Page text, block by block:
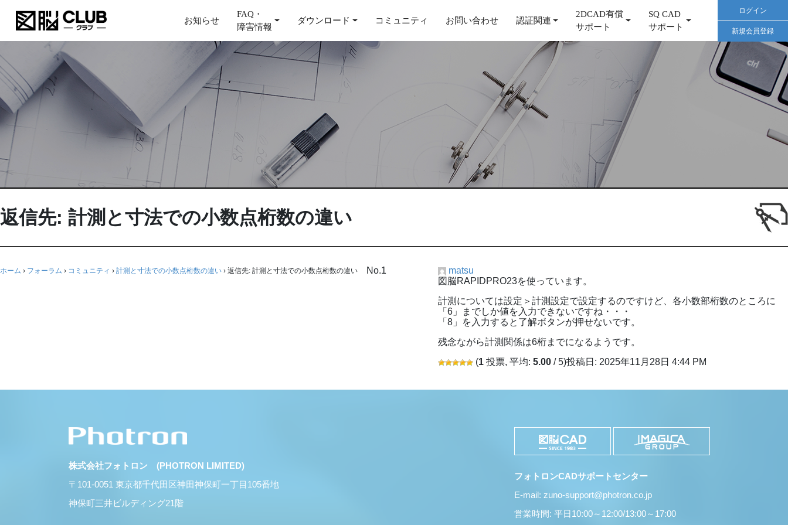
お知らせ
FAQ・
障害情報
ダウンロード コミュニティ お問い合わせ 認証関連
2DCAD有償
サポート
SQ CAD
サポート
ログイン
新規会員登録
返信先: 計測と寸法での小数点桁数の違い
ホーム › フォーラム › コミュニティ › 計測と寸法での小数点桁数の違い › 返信先: 計測と寸法での小数点桁数の違い No.1
matsu
図脳RAPIDPRO23を使っています。
計測については設定＞計測設定で設定するのですけど、各小数部桁数のところに
「6」までしか値を入力できないですね・・・
「8」を入力すると了解ボタンが押せないです。
残念ながら計測関係は6桁までになるようです。
(1 投票, 平均:5.00 / 5)投稿日: 2025年11月28日 4:44 PM
株式会社フォトロン (PHOTRON LIMITED)
〒101-0051 東京都千代田区神田神保町一丁目105番地
神保町三井ビルディング21階
フォトロンCADサポートセンター
E-mail: zuno-support@photron.co.jp
営業時間: 平日10:00～12:00/13:00～17:00